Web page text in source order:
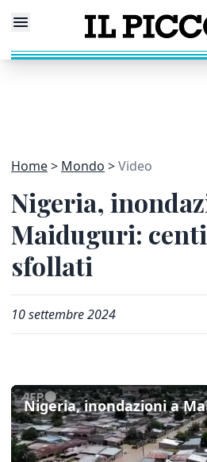
Home Mondo Video
Nigeria,
Maiduguri:
sfollati
10 settembre 2024